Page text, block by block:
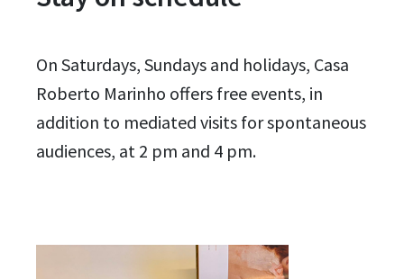
On Saturdays, Sundays and holidays, Casa
Roberto Marinho offers free events, in
addition to mediated visits for spontaneous
audiences, at 2 pm and 4 pm.